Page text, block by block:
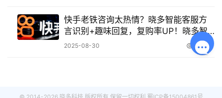
技术的共生法则！
快手老铁咨询太热情？晓多智能客服方
言识别+趣味回复，复购率UP！晓多智
能客服方言识别让复购率飙升，老铁都
2025-08-30 486